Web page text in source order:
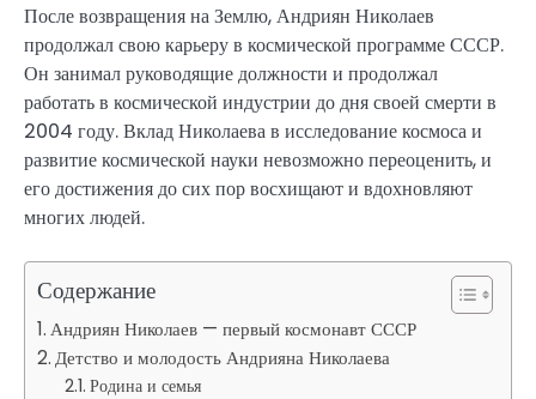
После возвращения на Землю, Андриян Николаев
продолжал свою карьеру в космической программе СССР.
Он занимал руководящие должности и продолжал
работать в космической индустрии до дня своей смерти в
2004 году. Вклад Николаева в исследование космоса и
развитие космической науки невозможно переоценить, и
его достижения до сих пор восхищают и вдохновляют
многих людей.
Содержание
Андриян Николаев — первый космонавт СССР
Детство и молодость Андрияна Николаева
Родина и семья